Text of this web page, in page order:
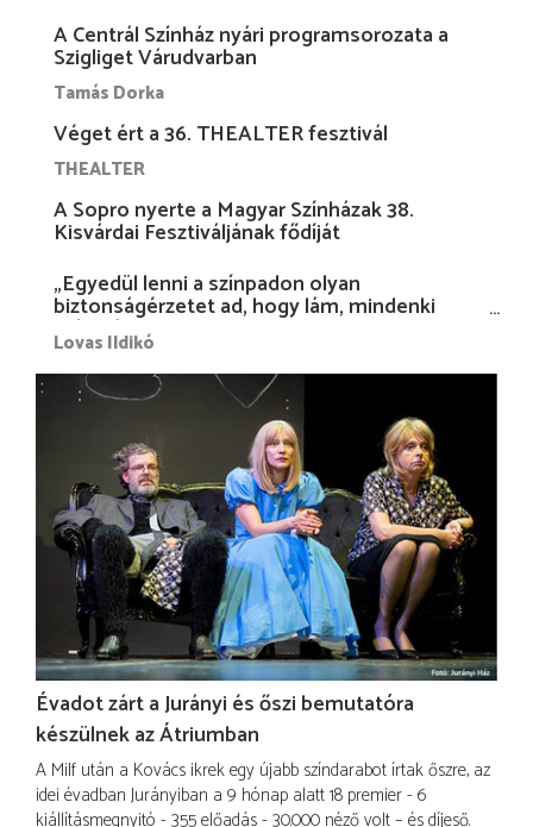
A Centrál Színház nyári programsorozata a
Szigliget Várudvarban
Tamás Dorka
Véget ért a 36. THEALTER fesztivál
THEALTER
A Sopro nyerte a Magyar Színházak 38.
Kisvárdai Fesztiváljának fődíját
„Egyedül lenni a színpadon olyan
biztonságérzetet ad, hogy lám, mindenki
más nélkül is megvagyok magammal…”
Lovas Ildikó
Évadot zárt a Jurányi és őszi bemutatóra
készülnek az Átriumban
A Milf után a Kovács ikrek egy újabb színdarabot írtak őszre, az
idei évadban Jurányiban a 9 hónap alatt 18 premier - 6
kiállításmegnyitó - 355 előadás - 30.000 néző volt – és díjeső.